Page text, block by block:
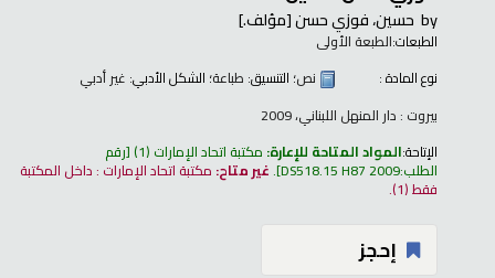
by حسين، فوزي حسن[مؤلف.]
الطبعات:الطبعة الأولى
نوع المادة :
نص؛ التنسيق: طباعة؛ الشكل الأدبي: غير أدبي
بيروت : دار المنهل اللبناني، 2009
الإتاحة:المواد المتاحة للإعارة: مكتبة اتحاد الإمارات (1) رقم
الطلب:DS518.15 H87 2009
.غير متاح: مكتبة اتحاد الإمارات : داخل المكتبة
فقط(1).
إحجز